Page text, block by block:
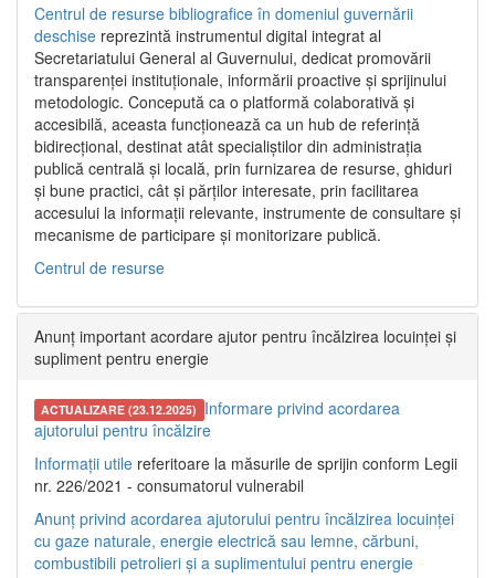
Centrul de resurse bibliografice în domeniul guvernării
deschise reprezintă instrumentul digital integrat al
Secretariatului General al Guvernului, dedicat promovării
transparenței instituționale, informării proactive și sprijinului
metodologic. Concepută ca o platformă colaborativă și
accesibilă, aceasta funcționează ca un hub de referință
bidirecțional, destinat atât specialiștilor din administrația
publică centrală și locală, prin furnizarea de resurse, ghiduri
și bune practici, cât și părților interesate, prin facilitarea
accesului la informații relevante, instrumente de consultare și
mecanisme de participare și monitorizare publică.
Centrul de resurse
Anunț important acordare ajutor pentru încălzirea locuinței și
supliment pentru energie
ACTUALIZARE (23.12.2025) Informare privind acordarea
ajutorului pentru încălzire
Informații utile referitoare la măsurile de sprijin conform Legii
nr. 226/2021 - consumatorul vulnerabil
Anunț privind acordarea ajutorului pentru încălzirea locuinței
cu gaze naturale, energie electrică sau lemne, cărbuni,
combustibili petrolieri și a suplimentului pentru energie